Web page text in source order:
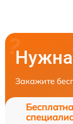
Нужна
Закажите